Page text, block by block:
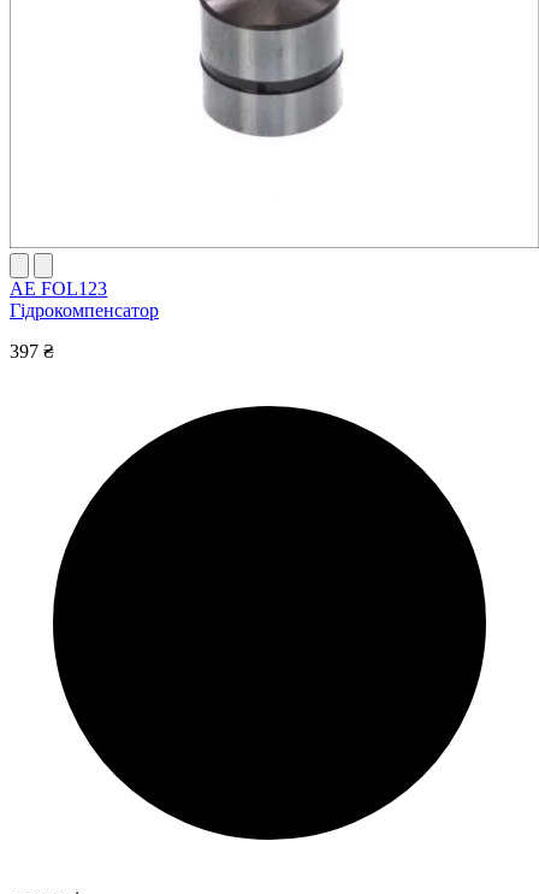
AE FOL123
Гідрокомпенсатор
397 ₴